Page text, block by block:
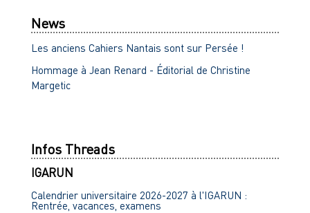
News
Les anciens Cahiers Nantais sont sur Persée !
Hommage à Jean Renard - Éditorial de Christine
Margetic
Infos Threads
IGARUN
Calendrier universitaire 2026-2027 à l'IGARUN :
Rentrée, vacances, examens